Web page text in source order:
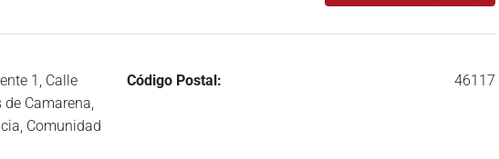
1, Calle
Camarena,
Comunidad
Código Postal: 46117